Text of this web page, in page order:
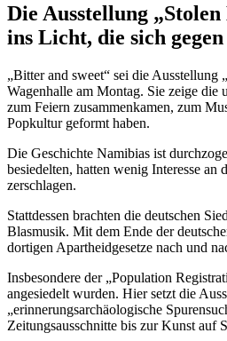
Die Ausstellung
ins Licht, die sich
„Bitter and sweet“ sei die
Wagenhalle am Montag. Sie zeige die
zum Feiern zusammenkamen, zum
Popkultur geformt haben.
Die Geschichte Namibias ist
besiedelten, hatten wenig Interesse
zerschlagen.
Stattdessen brachten die deutschen
Blasmusik. Mit dem Ende der
dortigen Apartheidgesetze nach und
Insbesondere der „Population
angesiedelt wurden. Hier setzt die
„erinnerungsarchäologische
Zeitungsausschnitte bis zur Kunst auf